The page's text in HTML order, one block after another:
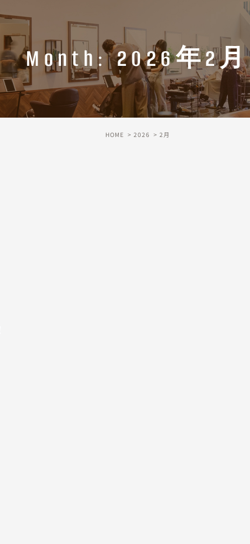
Month: 2026年2月
HOME 2026 2月